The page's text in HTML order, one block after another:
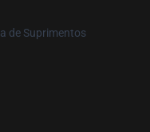
de Suprimentos